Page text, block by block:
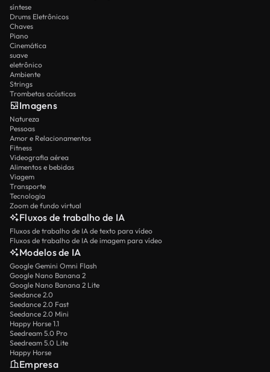
síntese
Drums Eletrônicos
Chaves
Piano
Cinemática
suave
eletrônico
Ambiente
Strings
Trombetas acústicas
Imagens
Natureza
Pessoas
Amor e Relacionamentos
Fitness
Videografia aérea
Alimentos e bebidas
Viagem
Transporte
Tecnologia
Zoom de fundo virtual
Fluxos de trabalho de IA
Fluxos de trabalho de IA de texto para vídeo
Fluxos de trabalho de IA de imagem para vídeo
Modelos de IA
Google Gemini Omni Flash
Google Nano Banana 2
Google Nano Banana 2 Lite
Seedance 2.0
Seedance 2.0 Fast
Seedance 2.0 Mini
Happy Horse 1.1
Seedream 5.0 Pro
Seedream 5.0 Lite
Happy Horse
Empresa